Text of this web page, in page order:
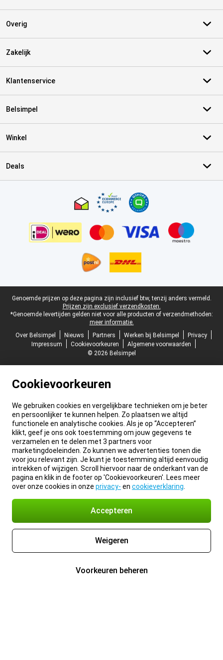
Overig
Zakelijk
Klantenservice
Belsimpel
Winkel
Deals
Juridische voettekst
Genoemde prijzen op deze pagina zijn inclusief btw, tenzij anders vermeld.
Prijzen zijn exclusief verzendkosten.
*Genoemde levertijden gelden niet voor alle producten of verzendmethoden:
meer informatie.
Over Belsimpel
Nieuws Partners Werken bij Belsimpel
Privacy
Impressum
Cookievoorkeuren
Algemene voorwaarden
© 2026 Belsimpel
Cookievoorkeuren
We gebruiken cookies en vergelijkbare technieken om je beter
en persoonlijker te kunnen helpen. Zo plaatsen we altijd
functionele en analytische cookies. Als je op “Accepteren”
klikt, geef je ons ook toestemming om jouw gegevens te
verzamelen en te delen met 3 partners voor
marketingdoeleinden. Zo kunnen we advertenties tonen die
voor jou relevant zijn. Je kunt je toestemming altijd eenvoudig
intrekken of wijzigen. Scroll hiervoor naar de onderkant van de
pagina en klik in de footer op 'Cookievoorkeuren'. Lees meer
over onze cookies in onze privacy- en cookieverklaring
Accepteren
Weigeren
Voorkeuren beheren